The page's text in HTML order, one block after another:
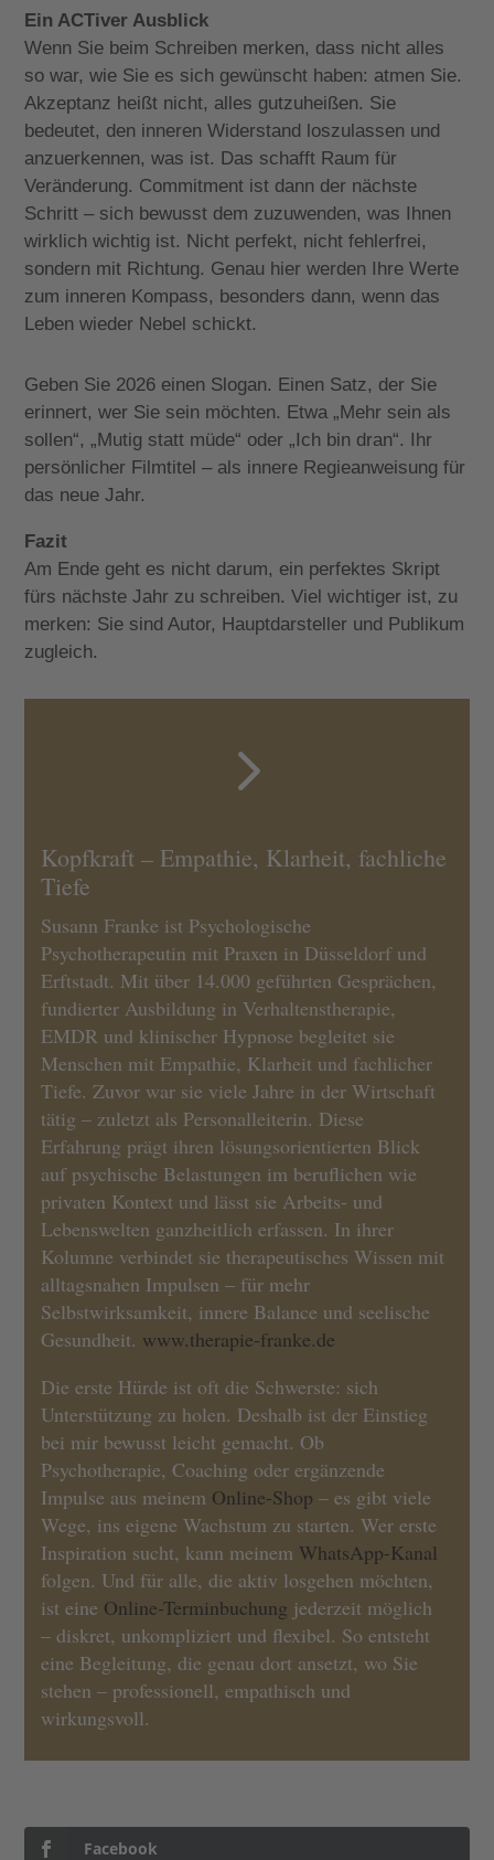
Ein ACTiver Ausblick
Wenn Sie beim Schreiben merken, dass nicht alles
so war, wie Sie es sich gewünscht haben: atmen Sie.
Akzeptanz heißt nicht, alles gutzuheißen. Sie
bedeutet, den inneren Widerstand loszulassen und
anzuerkennen, was ist. Das schafft Raum für
Veränderung. Commitment ist dann der nächste
Schritt – sich bewusst dem zuzuwenden, was Ihnen
wirklich wichtig ist. Nicht perfekt, nicht fehlerfrei,
sondern mit Richtung. Genau hier werden Ihre Werte
zum inneren Kompass, besonders dann, wenn das
Leben wieder Nebel schickt.
Geben Sie 2026 einen Slogan. Einen Satz, der Sie
erinnert, wer Sie sein möchten. Etwa „Mehr sein als
sollen“, „Mutig statt müde“ oder „Ich bin dran“. Ihr
persönlicher Filmtitel – als innere Regieanweisung für
das neue Jahr.
Fazit
Am Ende geht es nicht darum, ein perfektes Skript
fürs nächste Jahr zu schreiben. Viel wichtiger ist, zu
merken: Sie sind Autor, Hauptdarsteller und Publikum
zugleich.
5
Kopfkraft – Empathie, Klarheit, fachliche
Tiefe
Susann Franke ist Psychologische
Psychotherapeutin mit Praxen in Düsseldorf und
Erftstadt. Mit über 14.000 geführten Gesprächen,
fundierter Ausbildung in Verhaltenstherapie,
EMDR und klinischer Hypnose begleitet sie
Menschen mit Empathie, Klarheit und fachlicher
Tiefe. Zuvor war sie viele Jahre in der Wirtschaft
tätig – zuletzt als Personalleiterin. Diese
Erfahrung prägt ihren lösungsorientierten Blick
auf psychische Belastungen im beruflichen wie
privaten Kontext und lässt sie Arbeits- und
Lebenswelten ganzheitlich erfassen. In ihrer
Kolumne verbindet sie therapeutisches Wissen mit
alltagsnahen Impulsen – für mehr
Selbstwirksamkeit, innere Balance und seelische
Gesundheit. www.therapie-franke.de
Die erste Hürde ist oft die Schwerste: sich
Unterstützung zu holen. Deshalb ist der Einstieg
bei mir bewusst leicht gemacht. Ob
Psychotherapie, Coaching oder ergänzende
Impulse aus meinem Online-Shop – es gibt viele
Wege, ins eigene Wachstum zu starten. Wer erste
Inspiration sucht, kann meinem WhatsApp-Kanal
folgen. Und für alle, die aktiv losgehen möchten,
ist eine Online-Terminbuchung jederzeit möglich
– diskret, unkompliziert und flexibel. So entsteht
eine Begleitung, die genau dort ansetzt, wo Sie
stehen – professionell, empathisch und
wirkungsvoll.
Facebook